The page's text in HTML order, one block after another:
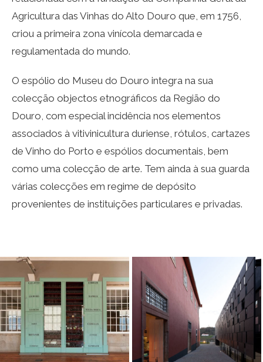
Agricultura das Vinhas do Alto Douro que, em 1756,
criou a primeira zona vinícola demarcada e
regulamentada do mundo.
O espólio do Museu do Douro integra na sua
colecção objectos etnográficos da Região do
Douro, com especial incidência nos elementos
associados à vitivinicultura duriense, rótulos, cartazes
de Vinho do Porto e espólios documentais, bem
como uma colecção de arte. Tem ainda à sua guarda
várias colecções em regime de depósito
provenientes de instituições particulares e privadas.